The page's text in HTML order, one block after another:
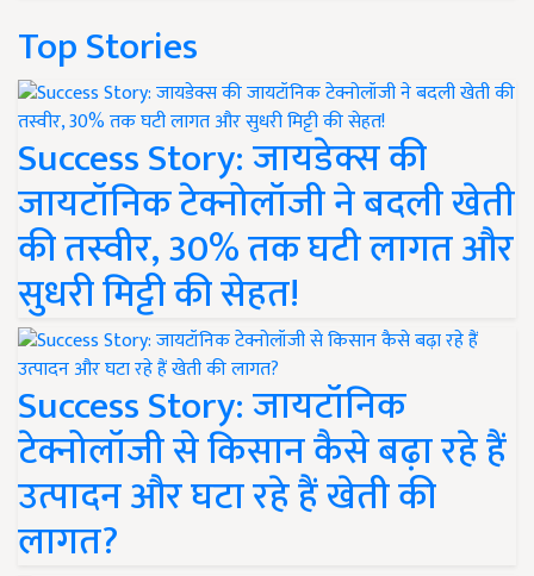
Top Stories
Success Story: जायडेक्स की
जायटॉनिक टेक्नोलॉजी ने बदली खेती
की तस्वीर, 30% तक घटी लागत और
सुधरी मिट्टी की सेहत!
Success Story: जायटॉनिक
टेक्नोलॉजी से किसान कैसे बढ़ा रहे हैं
उत्पादन और घटा रहे हैं खेती की
लागत?